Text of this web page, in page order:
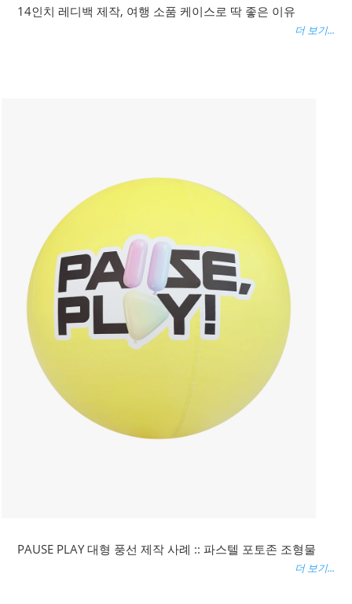
14인치 레디백 제작, 여행 소품 케이스로 딱 좋은 이유
더 보기...
PAUSE PLAY 대형 풍선 제작 사례 :: 파스텔 포토존 조형물
더 보기...